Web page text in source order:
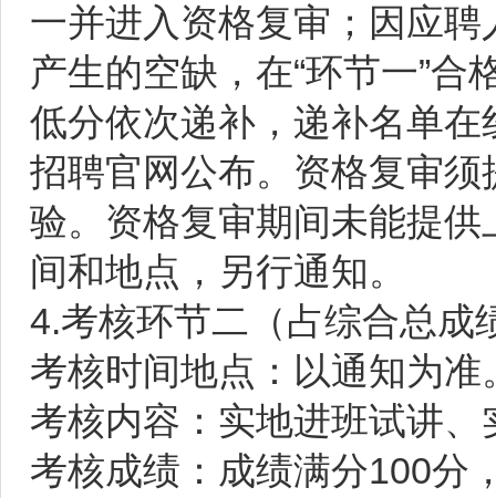
一并进入资格复审；因应
产生的空缺，在“环节一”
低分依次递补，递补名单
招聘官网公布。资格复审
验。资格复审期间未能提
间和地点，另行通知。
4.考核环节二（占综合总成
考核时间地点：以通知为准
考核内容：实地进班试讲
考核成绩：成绩满分100分